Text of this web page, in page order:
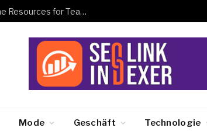
Free Tools for Teachers and Students: Online Resources for Teaching, Learning, and Collaboration
Mode Geschäft Technologie